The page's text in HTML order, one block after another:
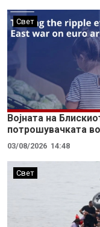
Свет
Војната на
потрошувачката
03/08/2026 14:48
Свет